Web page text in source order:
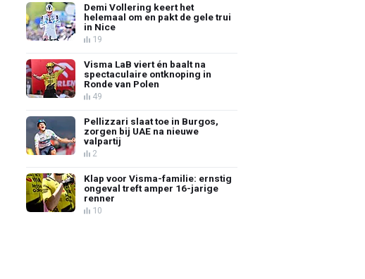
Demi Vollering keert het
helemaal om en pakt de gele trui
in Nice
19
Visma LaB viert én baalt na
spectaculaire ontknoping in
Ronde van Polen
49
Pellizzari slaat toe in Burgos,
zorgen bij UAE na nieuwe
valpartij
2
Klap voor Visma-familie: ernstig
ongeval treft amper 16-jarige
renner
10